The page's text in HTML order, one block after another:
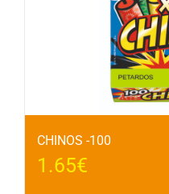
CHINOS -100
1.65€